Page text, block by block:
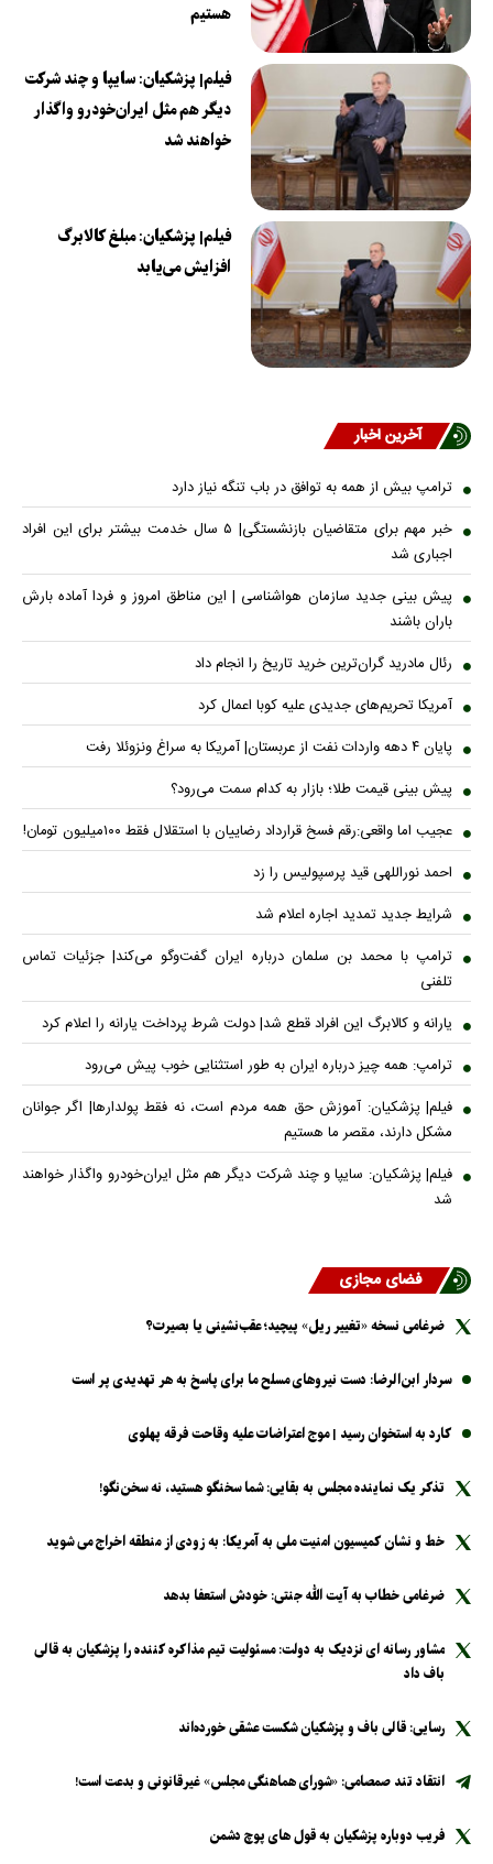
هستیم
فیلم| پزشکیان: سایپا و چند شرکت
دیگر هم مثل ایران‌خودرو واگذار
خواهند شد
فیلم| پزشکیان: مبلغ کالابرگ
افزایش می‌یابد
آخرین اخبار
ترامپ بیش از همه به توافق در باب تنگه نیاز دارد
خبر مهم برای متقاضیان بازنشستگی| ۵ سال خدمت بیشتر برای این افراد
اجباری شد
پیش بینی جدید سازمان هواشناسی | این مناطق امروز و فردا آماده بارش
باران باشند
رئال مادرید گران‌ترین خرید تاریخ را انجام داد
آمریکا تحریم‌های جدیدی علیه کوبا اعمال کرد
پایان ۴ دهه واردات نفت از عربستان| آمریکا به سراغ ونزوئلا رفت
پیش بینی قیمت طلا؛ بازار به کدام سمت می‌رود؟
عجیب اما واقعی:رقم فسخ قرارداد رضاییان با استقلال فقط ۱۰۰میلیون تومان!
احمد نوراللهی قید پرسپولیس را زد
شرایط جدید تمدید اجاره اعلام شد
ترامپ با محمد بن سلمان درباره ایران گفت‌وگو می‌کند| جزئیات تماس
تلفنی
یارانه و کالابرگ این افراد قطع شد| دولت شرط پرداخت یارانه را اعلام کرد
ترامپ: همه چیز درباره ایران به طور استثنایی خوب پیش می‌رود
فیلم| پزشکیان: آموزش حق همه مردم است، نه فقط پولدارها| اگر جوانان
مشکل دارند، مقصر ما هستیم
فیلم| پزشکیان: سایپا و چند شرکت دیگر هم مثل ایران‌خودرو واگذار خواهند
شد
فضای مجازی
ضرغامی نسخه «تغییر ریل» پیچید؛ عقب‌نشینی یا بصیرت؟
سردار ابن‌الرضا: دست نیرو‌های مسلح ما برای پاسخ به هر تهدیدی پر است
کارد به استخوان رسید | موج اعتراضات علیه وقاحت فرقه پهلوی
تذکر یک نماینده مجلس به بقایی: شما سخنگو هستید، نه سخن‌نگو!
خط و نشان کمیسیون امنیت ملی به آمریکا: به زودی از منطقه اخراج می شوید
ضرغامی خطاب به آیت الله جنتی: خودش استعفا بدهد
مشاور رسانه ای نزدیک به دولت: مسئولیت تیم مذاکره کننده را پزشکیان به قالی
باف داد
رسایی: قالی باف و پزشکیان شکست عشقی خورده‌اند
انتقاد تند صمصامی: «شورای هماهنگی مجلس» غیرقانونی و بدعت است!
فریب دوباره پزشکیان به قول های پوچ دشمن